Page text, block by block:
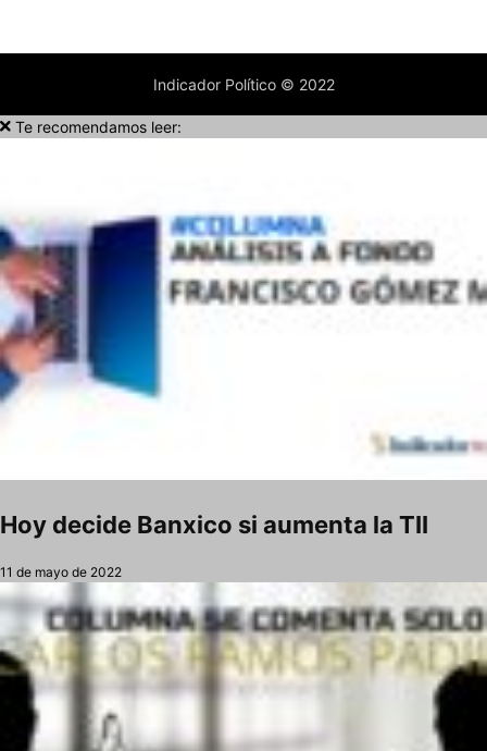
Indicador Político © 2022
Te recomendamos leer:
Hoy decide Banxico si aumenta la TII
11 de mayo de 2022